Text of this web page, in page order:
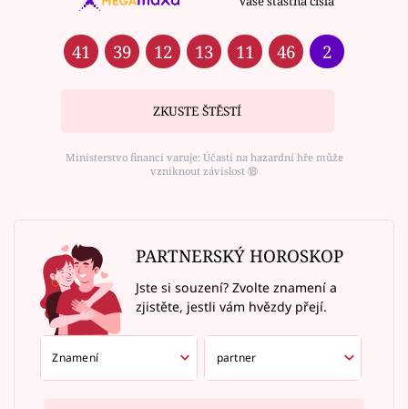
41 39 12 13 11 46 2
ZKUSTE ŠTĚSTÍ
Ministerstvo financí varuje: Účastí na hazardní hře může
vzniknout závislost ⑱
PARTNERSKÝ HOROSKOP
Jste si souzení? Zvolte znamení a
zjistěte, jestli vám hvězdy přejí.